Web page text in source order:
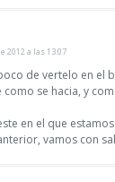
2012 a las 13:07
de vertelo en el
se hacia, y
en el que
vamos con